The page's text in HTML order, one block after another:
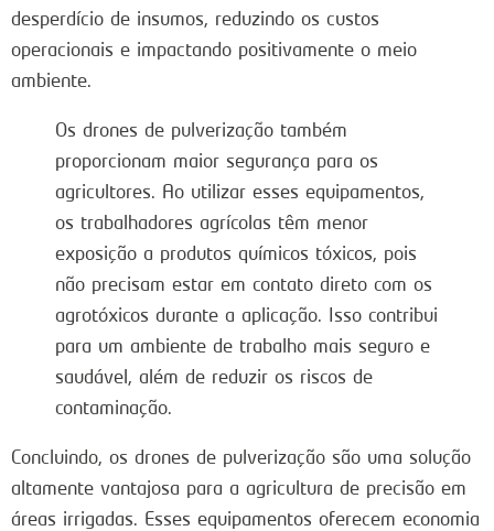
desperdício de insumos, reduzindo os custos
operacionais e impactando positivamente o meio
ambiente.
Os drones de pulverização também
proporcionam maior segurança para os
agricultores. Ao utilizar esses equipamentos,
os trabalhadores agrícolas têm menor
exposição a produtos químicos tóxicos, pois
não precisam estar em contato direto com os
agrotóxicos durante a aplicação. Isso contribui
para um ambiente de trabalho mais seguro e
saudável, além de reduzir os riscos de
contaminação.
Concluindo, os drones de pulverização são uma solução
altamente vantajosa para a agricultura de precisão em
áreas irrigadas. Esses equipamentos oferecem economia